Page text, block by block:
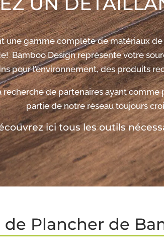
une gamme complète de matériaux
Bamboo Design représente votre
pour l’environnement, des produits
de partenaires ayant
partie de notre réseau toujours
ici tous les outils
de Plancher de